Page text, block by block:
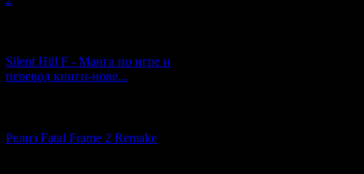
Silent Hill F - Манга по игре и
перевод книги-нове...
Релиз Fatal Frame 2 Remake